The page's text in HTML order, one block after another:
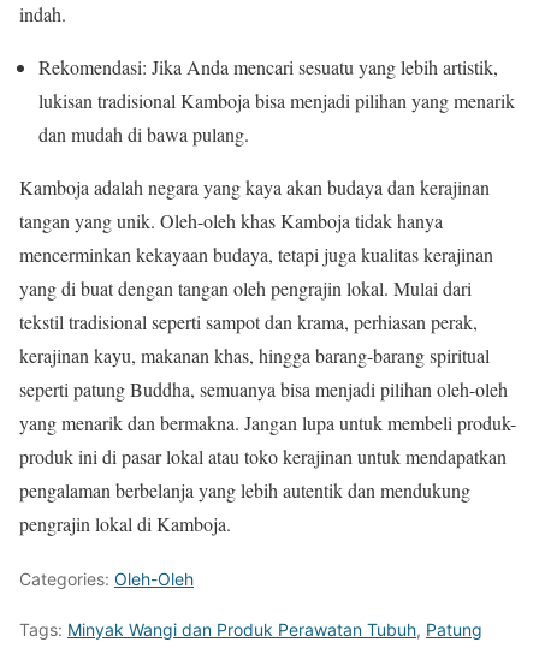
indah.
Rekomendasi: Jika Anda mencari sesuatu yang lebih artistik,
lukisan tradisional Kamboja bisa menjadi pilihan yang menarik
dan mudah di bawa pulang.
Kamboja adalah negara yang kaya akan budaya dan kerajinan
tangan yang unik. Oleh-oleh khas Kamboja tidak hanya
mencerminkan kekayaan budaya, tetapi juga kualitas kerajinan
yang di buat dengan tangan oleh pengrajin lokal. Mulai dari
tekstil tradisional seperti sampot dan krama, perhiasan perak,
kerajinan kayu, makanan khas, hingga barang-barang spiritual
seperti patung Buddha, semuanya bisa menjadi pilihan oleh-oleh
yang menarik dan bermakna. Jangan lupa untuk membeli produk-
produk ini di pasar lokal atau toko kerajinan untuk mendapatkan
pengalaman berbelanja yang lebih autentik dan mendukung
pengrajin lokal di Kamboja.
Categories: Oleh-Oleh
Tags: Minyak Wangi dan Produk Perawatan Tubuh, Patung